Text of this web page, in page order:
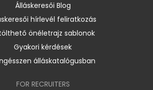
Álláskeresői Blog
hírlevél feliratkozás
önéletrajz sablonok
Gyakori kérdések
álláskatalógusban
FOR RECRUITERS